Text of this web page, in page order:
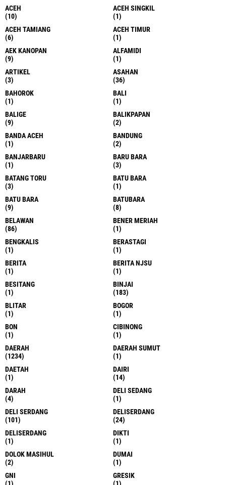
ACEH
(10)
ACEH SINGKIL
(1)
ACEH TAMIANG
(6)
ACEH TIMUR
(1)
AEK KANOPAN
(9)
ALFAMIDI
(1)
ARTIKEL
(3)
ASAHAN
(36)
BAHOROK
(1)
BALI
(1)
BALIGE
(9)
BALIKPAPAN
(2)
BANDA ACEH
(1)
BANDUNG
(2)
BANJARBARU
(1)
BARU BARA
(3)
BATANG TORU
(3)
BATU BARA
(1)
BATU BARA
(9)
BATUBARA
(8)
BELAWAN
(86)
BENER MERIAH
(1)
BENGKALIS
(1)
BERASTAGI
(1)
BERITA
(1)
BERITA NJSU
(1)
BESITANG
(1)
BINJAI
(183)
BLITAR
(1)
BOGOR
(1)
BON
(1)
CIBINONG
(1)
DAERAH
(1234)
DAERAH SUMUT
(1)
DAETAH
(1)
DAIRI
(14)
DARAH
(4)
DELI SEDANG
(1)
DELI SERDANG
(101)
DELISERDANG
(24)
DELISERDANG
(1)
DIKTI
(1)
DOLOK MASIHUL
(2)
DUMAI
(1)
GNI
GRESIK